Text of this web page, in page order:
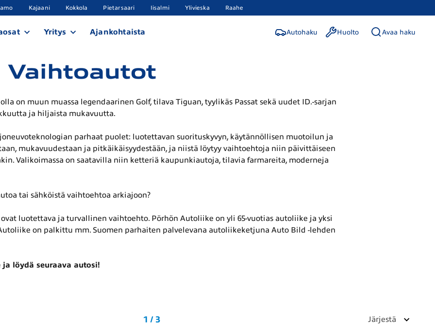
Kajaani Kokkola Pietarsaari Iisalmi Ylivieska Raahe
Yritys Ajankohtaista Autohaku Huolto Avaa haku
Vaihtoautot
on muun muassa legendaarinen Golf, tilava Tiguan, tyylikäs Passat sekä uudet ID.-sarjan
ja hiljaista mukavuutta.
parhaat puolet: luotettavan suorituskyvyn, käytännöllisen muotoilun ja
mukavuudestaan ja pitkäikäisyydestään, ja niistä löytyy vaihtoehtoja niin päivittäiseen
Valikoimassa on saatavilla niin ketteriä kaupunkiautoja, tilavia farmareita, moderneja
tai sähköistä vaihtoehtoa arkiajoon?
luotettava ja turvallinen vaihtoehto. Pörhön Autoliike on yli 65-vuotias autoliike ja yksi
on palkittu mm. Suomen parhaiten palvelevana autoliikeketjuna Auto Bild -lehden
löydä seuraava autosi!
1 / 3 Järjestä